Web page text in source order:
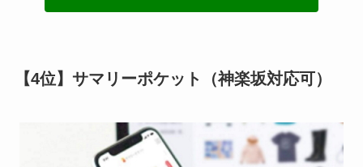
【4位】サマリーポケット（神楽坂対応可）